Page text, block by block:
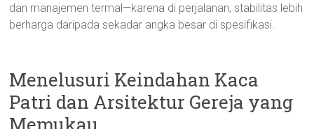
dan manajemen termal—karena di perjalanan, stabilitas lebih
berharga daripada sekadar angka besar di spesifikasi.
Menelusuri Keindahan Kaca
Patri dan Arsitektur Gereja yang
Memukau